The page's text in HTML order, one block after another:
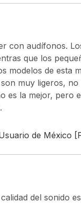
con audífonos.
que los
modelos de esta
muy ligeros, no
es la mejor, pero
de México
del sonido